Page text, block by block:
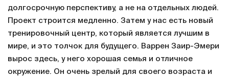
долгосрочную перспективу, а не на отдельных людей.
Проект строится медленно. Затем у нас есть новый
тренировочный центр, который является лучшим в
мире, и это толчок для будущего. Варрен Заир-Эмери
вырос здесь, у него хорошая семья и отличное
окружение. Он очень зрелый для своего возраста и